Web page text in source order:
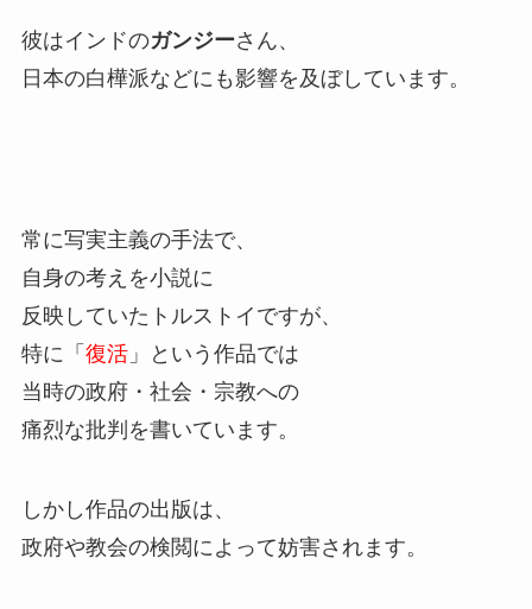
彼はインドのガンジーさん、
日本の白樺派などにも影響を及ぼしています。
常に写実主義の手法で、
自身の考えを小説に
反映していたトルストイですが、
特に「 復活」という作品では
当時の政府・社会・宗教への
痛烈な批判を書いています。
しかし作品の出版は、
政府や教会の検閲によって妨害されます。